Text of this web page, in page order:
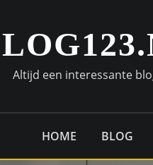
Altijd een interessante
HOME BLOG